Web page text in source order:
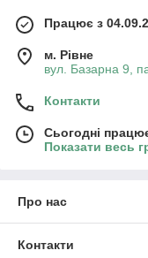
Працює з
м. Рівне
вул. Базарна 9,
Контакти
Сьогодні
Показати весь
Про нас
Контакти